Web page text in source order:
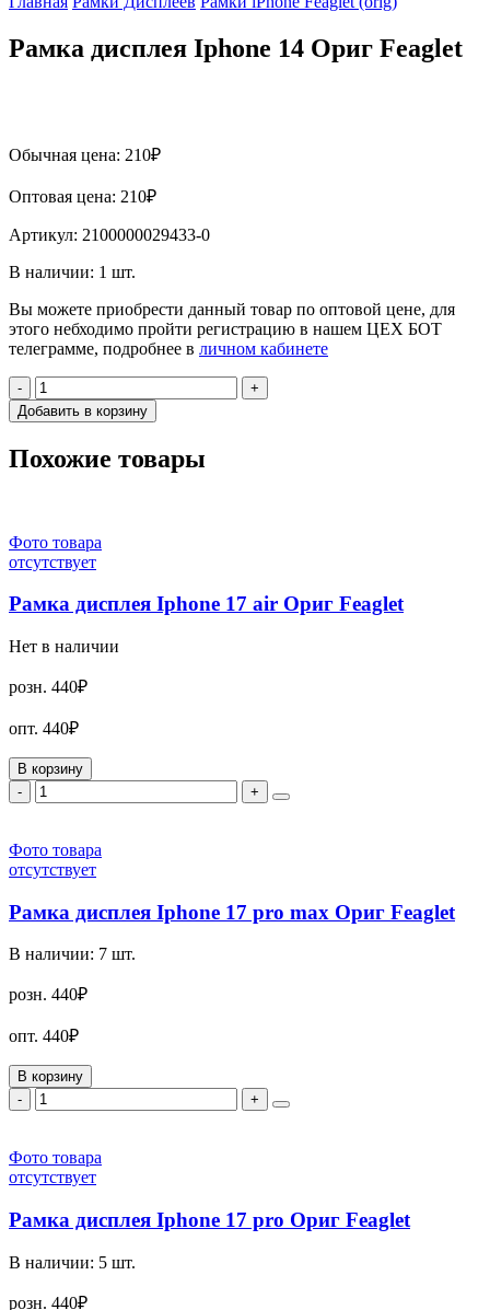
Рамка дисплея Iphone 14 Ориг Feaglet
Обычная цена: 210₽
Оптовая цена: 210₽
Артикул: 2100000029433-0
В наличии: 1 шт.
Вы можете приобрести данный товар по оптовой цене, для
этого небходимо пройти регистрацию в нашем ЦЕХ БОТ
телеграмме, подробнее в личном кабинете
-
+
Добавить в корзину
Похожие товары
Фото товара
отсутствует
Рамка дисплея Iphone 17 air Ориг Feaglet
Нет в наличии
розн. 440₽
опт. 440₽
В корзину
-
+
Фото товара
отсутствует
Рамка дисплея Iphone 17 pro max Ориг Feaglet
В наличии: 7 шт.
розн. 440₽
опт. 440₽
В корзину
-
+
Фото товара
отсутствует
Рамка дисплея Iphone 17 pro Ориг Feaglet
В наличии: 5 шт.
розн. 440₽